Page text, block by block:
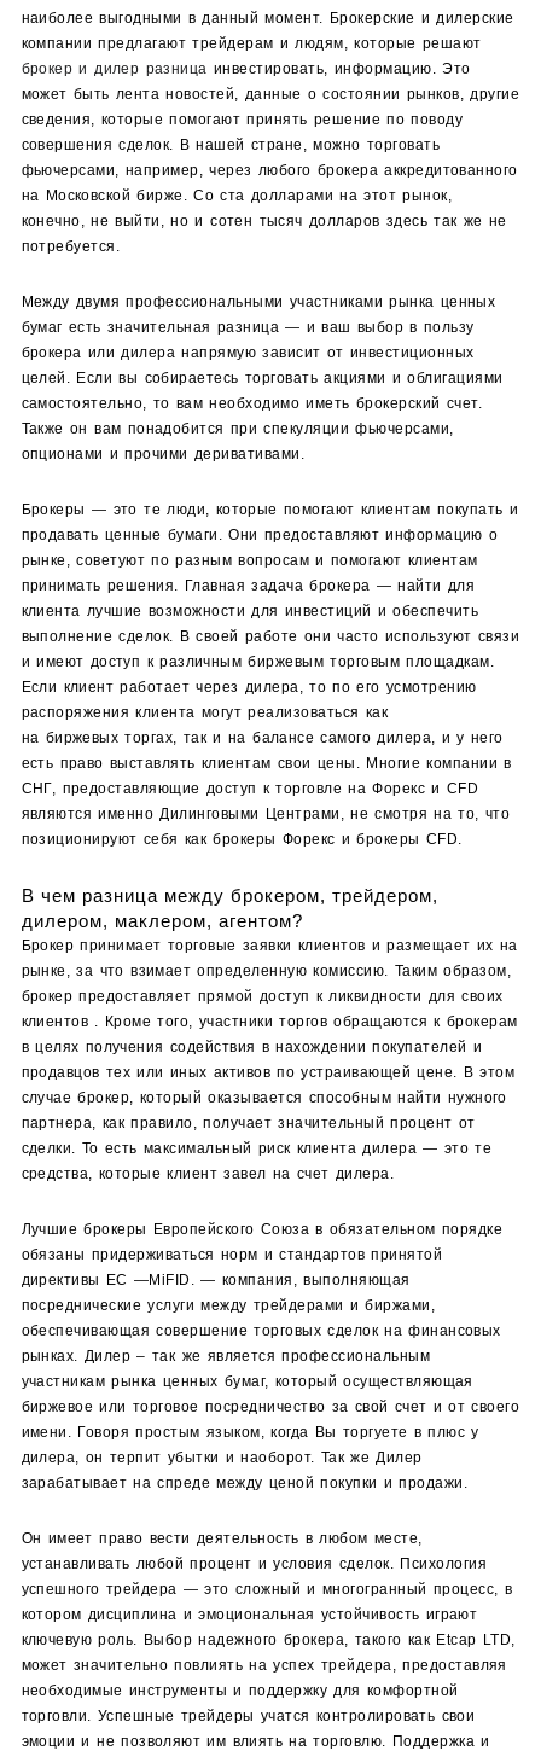
наиболее выгодными в данный момент. Брокерские и дилерские
компании предлагают трейдерам и людям, которые решают
брокер и дилер разница инвестировать, информацию. Это
может быть лента новостей, данные о состоянии рынков, другие
сведения, которые помогают принять решение по поводу
совершения сделок. В нашей стране, можно торговать
фьючерсами, например, через любого брокера аккредитованного
на Московской бирже. Со ста долларами на этот рынок,
конечно, не выйти, но и сотен тысяч долларов здесь так же не
потребуется.
Между двумя профессиональными участниками рынка ценных
бумаг есть значительная разница — и ваш выбор в пользу
брокера или дилера напрямую зависит от инвестиционных
целей. Если вы собираетесь торговать акциями и облигациями
самостоятельно, то вам необходимо иметь брокерский счет.
Также он вам понадобится при спекуляции фьючерсами,
опционами и прочими деривативами.
Брокеры — это те люди, которые помогают клиентам покупать и
продавать ценные бумаги. Они предоставляют информацию о
рынке, советуют по разным вопросам и помогают клиентам
принимать решения. Главная задача брокера — найти для
клиента лучшие возможности для инвестиций и обеспечить
выполнение сделок. В своей работе они часто используют связи
и имеют доступ к различным биржевым торговым площадкам.
Если клиент работает через дилера, то по его усмотрению
распоряжения клиента могут реализоваться как
на биржевых торгах, так и на балансе самого дилера, и у него
есть право выставлять клиентам свои цены. Многие компании в
СНГ, предоставляющие доступ к торговле на Форекс и CFD
являются именно Дилинговыми Центрами, не смотря на то, что
позиционируют себя как брокеры Форекс и брокеры CFD.
В чем разница между брокером, трейдером,
дилером, маклером, агентом?
Брокер принимает торговые заявки клиентов и размещает их на
рынке, за что взимает определенную комиссию. Таким образом,
брокер предоставляет прямой доступ к ликвидности для своих
клиентов . Кроме того, участники торгов обращаются к брокерам
в целях получения содействия в нахождении покупателей и
продавцов тех или иных активов по устраивающей цене. В этом
случае брокер, который оказывается способным найти нужного
партнера, как правило, получает значительный процент от
сделки. То есть максимальный риск клиента дилера — это те
средства, которые клиент завел на счет дилера.
Лучшие брокеры Европейского Союза в обязательном порядке
обязаны придерживаться норм и стандартов принятой
директивы ЕС —MiFID. — компания, выполняющая
посреднические услуги между трейдерами и биржами,
обеспечивающая совершение торговых сделок на финансовых
рынках. Дилер – так же является профессиональным
участникам рынка ценных бумаг, который осуществляющая
биржевое или торговое посредничество за свой счет и от своего
имени. Говоря простым языком, когда Вы торгуете в плюс у
дилера, он терпит убытки и наоборот. Так же Дилер
зарабатывает на спреде между ценой покупки и продажи.
Он имеет право вести деятельность в любом месте,
устанавливать любой процент и условия сделок. Психология
успешного трейдера — это сложный и многогранный процесс, в
котором дисциплина и эмоциональная устойчивость играют
ключевую роль. Выбор надежного брокера, такого как Etcap LTD,
может значительно повлиять на успех трейдера, предоставляя
необходимые инструменты и поддержку для комфортной
торговли. Успешные трейдеры учатся контролировать свои
эмоции и не позволяют им влиять на торговлю. Поддержка и